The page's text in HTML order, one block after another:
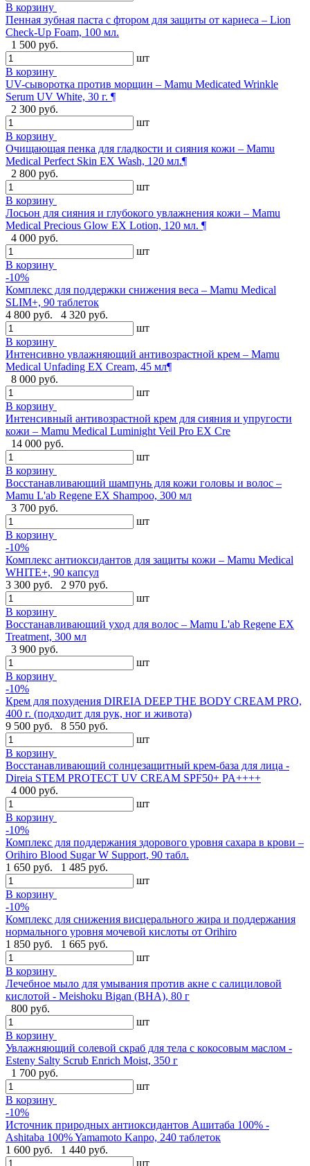
В корзину
Пенная зубная паста с фтором для защиты от кариеса – Lion
Check-Up Foam, 100 мл.
1 500 руб.
шт
В корзину
UV-сыворотка против морщин – Mamu Medicated Wrinkle
Serum UV White, 30 г. ¶
2 300 руб.
шт
В корзину
Очищающая пенка для гладкости и сияния кожи – Mamu
Medical Perfect Skin EX Wash, 120 мл.¶
2 800 руб.
шт
В корзину
Лосьон для сияния и глубокого увлажнения кожи – Mamu
Medical Precious Glow EX Lotion, 120 мл. ¶
4 000 руб.
шт
В корзину
-10%
Комплекс для поддержки снижения веса – Mamu Medical
SLIM+, 90 таблеток
4 800 руб.
4 320 руб.
шт
В корзину
Интенсивно увлажняющий антивозрастной крем – Mamu
Medical Unfading EX Cream, 45 мл¶
8 000 руб.
шт
В корзину
Интенсивный антивозрастной крем для сияния и упругости
кожи – Mamu Medical Luminight Veil Pro EX Cre
14 000 руб.
шт
В корзину
Восстанавливающий шампунь для кожи головы и волос –
Mamu L'ab Regene EX Shampoo, 300 мл
3 700 руб.
шт
В корзину
-10%
Комплекс антиоксидантов для защиты кожи – Mamu Medical
WHITE+, 90 капсул
3 300 руб.
2 970 руб.
шт
В корзину
Восстанавливающий уход для волос – Mamu L'ab Regene EX
Treatment, 300 мл
3 900 руб.
шт
В корзину
-10%
Крем для похудения DIREIA DEEP THE BODY CREAM PRO,
400 г. (подходит для рук, ног и живота)
9 500 руб.
8 550 руб.
шт
В корзину
Восстанавливающий солнцезащитный крем-база для лица -
Direia STEM PROTECT UV CREAM SPF50+ PA++++
4 000 руб.
шт
В корзину
-10%
Комплекс для поддержания здорового уровня сахара в крови –
Orihiro Blood Sugar W Support, 90 табл.
1 650 руб.
1 485 руб.
шт
В корзину
-10%
Комплекс для снижения висцерального жира и поддержания
нормального уровня мочевой кислоты от Orihiro
1 850 руб.
1 665 руб.
шт
В корзину
Лечебное мыло для умывания против акне с салициловой
кислотой - Meishoku Bigan (BHA), 80 г
800 руб.
шт
В корзину
Увлажняющий солевой скраб для тела с кокосовым маслом -
Esteny Salty Scrub Enrich Moist, 350 г
1 700 руб.
шт
В корзину
-10%
Источник природных антиоксидантов Ашитаба 100% -
Ashitaba 100% Yamamoto Kanpo, 240 таблеток
1 600 руб.
1 440 руб.
шт